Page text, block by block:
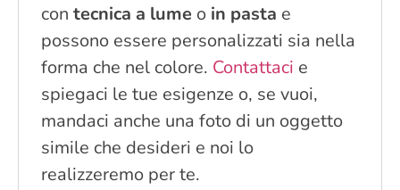
con tecnica a lume o in pasta e
possono essere personalizzati sia nella
forma che nel colore. Contattaci e
spiegaci le tue esigenze o, se vuoi,
mandaci anche una foto di un oggetto
simile che desideri e noi lo
realizzeremo per te.